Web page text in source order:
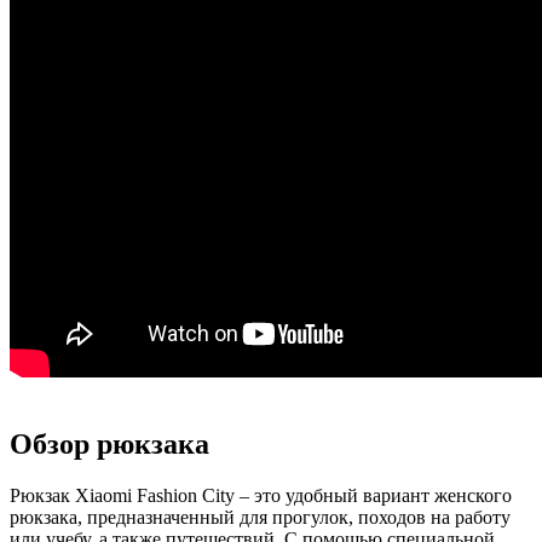
Обзор рюкзака
Рюкзак Xiaomi Fashion City – это удобный вариант женского
рюкзака, предназначенный для прогулок, походов на работу